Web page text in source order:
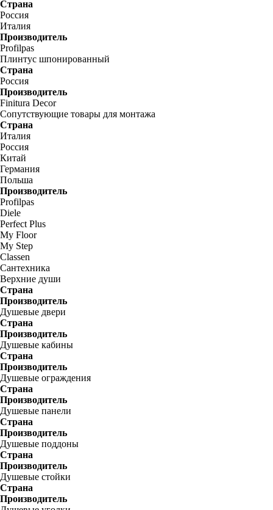
Страна
Россия
Италия
Производитель
Profilpas
Плинтус шпонированный
Страна
Россия
Производитель
Finitura Decor
Сопутствующие товары для монтажа
Страна
Италия
Россия
Китай
Германия
Польша
Производитель
Profilpas
Diele
Perfect Plus
My Floor
My Step
Classen
Сантехника
Верхние души
Страна
Производитель
Душевые двери
Страна
Производитель
Душевые кабины
Страна
Производитель
Душевые ограждения
Страна
Производитель
Душевые панели
Страна
Производитель
Душевые поддоны
Страна
Производитель
Душевые стойки
Страна
Производитель